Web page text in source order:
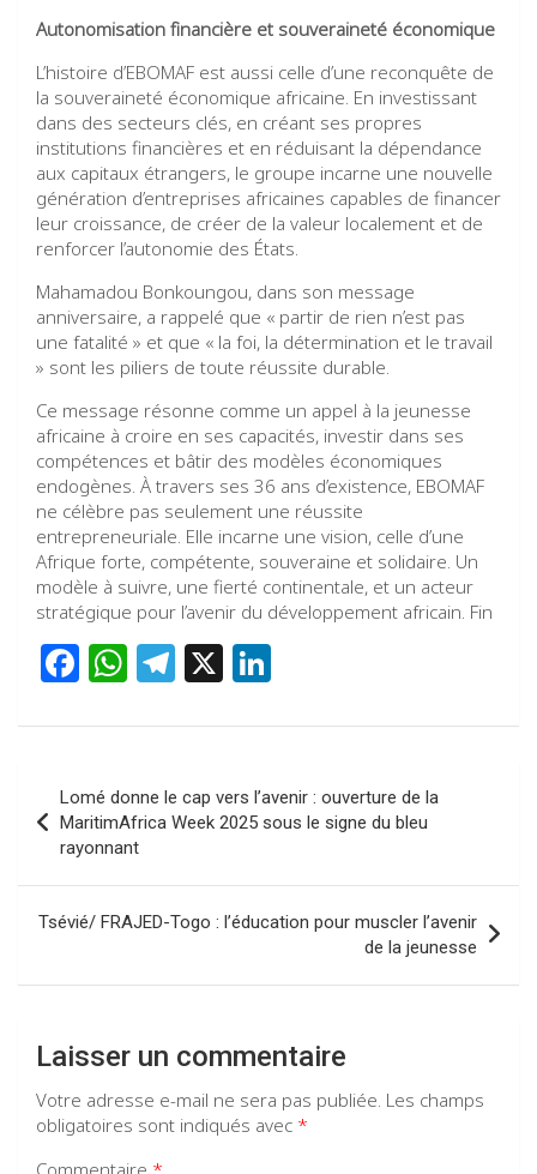
Autonomisation financière et souveraineté économique
L’histoire d’EBOMAF est aussi celle d’une reconquête de
la souveraineté économique africaine. En investissant
dans des secteurs clés, en créant ses propres
institutions financières et en réduisant la dépendance
aux capitaux étrangers, le groupe incarne une nouvelle
génération d’entreprises africaines capables de financer
leur croissance, de créer de la valeur localement et de
renforcer l’autonomie des États.
Mahamadou Bonkoungou, dans son message
anniversaire, a rappelé que « partir de rien n’est pas
une fatalité » et que « la foi, la détermination et le travail
» sont les piliers de toute réussite durable.
Ce message résonne comme un appel à la jeunesse
africaine à croire en ses capacités, investir dans ses
compétences et bâtir des modèles économiques
endogènes. À travers ses 36 ans d’existence, EBOMAF
ne célèbre pas seulement une réussite
entrepreneuriale. Elle incarne une vision, celle d’une
Afrique forte, compétente, souveraine et solidaire. Un
modèle à suivre, une fierté continentale, et un acteur
stratégique pour l’avenir du développement africain. Fin
F
ce
o
o
k
W
at
A
p
p
T
e
a
X
ke
dI
n
de
l’article
Lomé donne le cap vers l’avenir : ouverture de la
MaritimAfrica Week 2025 sous le signe du bleu
rayonnant
Tsévié/ FRAJED-Togo : l’éducation pour muscler l’avenir
de la jeunesse
Laisser un commentaire
Votre adresse e-mail ne sera pas publiée. Les champs
obligatoires sont indiqués avec *